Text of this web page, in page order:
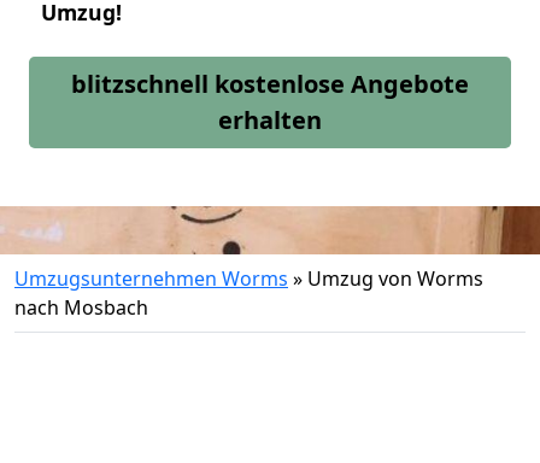
Umzug!
blitzschnell kostenlose Angebote
erhalten
Umzugsunternehmen Worms » Umzug von Worms
nach Mosbach